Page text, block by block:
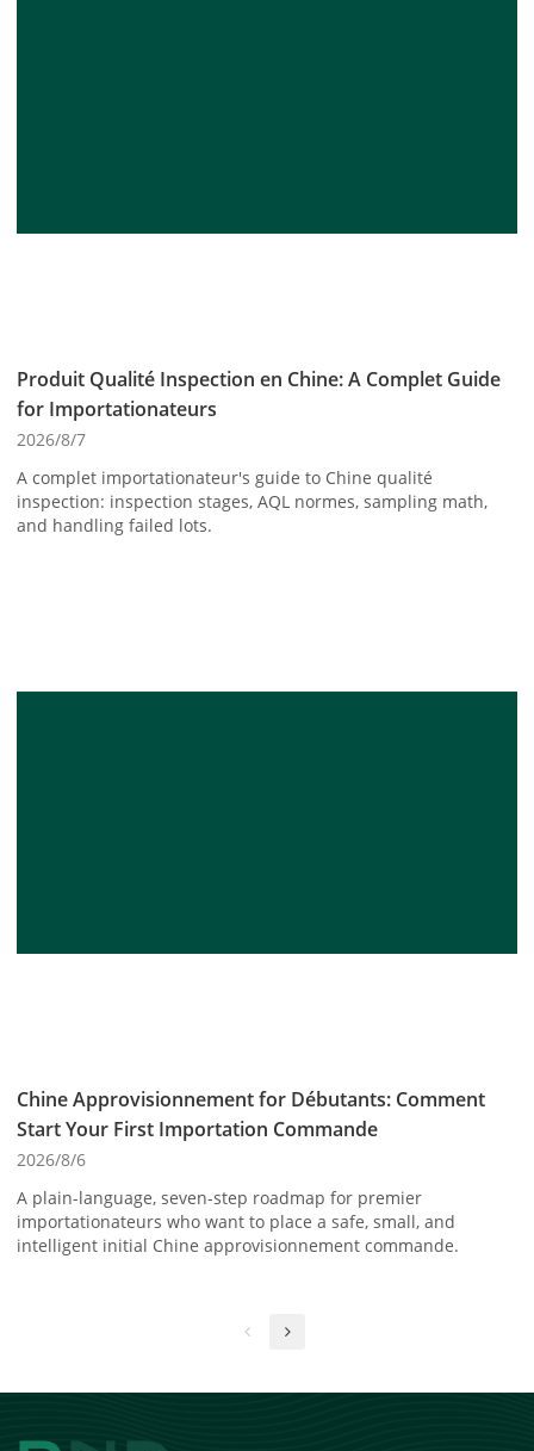
Produit Qualité Inspection en Chine: A Complet Guide
for Importationateurs
2026/8/7
A complet importationateur's guide to Chine qualité
inspection: inspection stages, AQL normes, sampling math,
and handling failed lots.
Chine Approvisionnement for Débutants: Comment
Start Your First Importation Commande
2026/8/6
A plain-language, seven-step roadmap for premier
importationateurs who want to place a safe, small, and
intelligent initial Chine approvisionnement commande.